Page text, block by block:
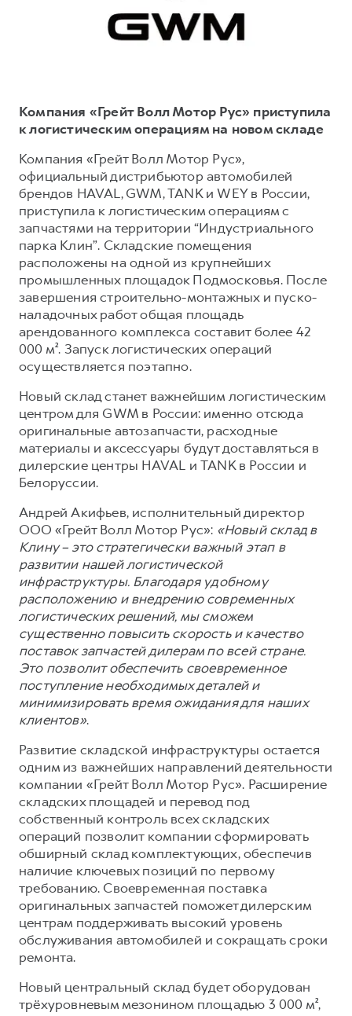
F7
от 2 899 000 ₽
F7X
POER
от 3 449 000 ₽
Кредитный калькулятор
Страхование
Кредит
КОРПОРАТИВНЫМ КЛИЕНТАМ
Для малого бизнеса
Корпоративным клиентам
Крупным корпоративным клиентам
Система управления автопарком
Сервис для корпоративных клиентов
HAVAL Лизинг
АКСЕССУАРЫ HAVAL
Автомобильные аксессуары
Коллекция CITY
Коллекция Базовая
Коллекция Детская
СЕРВИСНОЕ ОБСЛУЖИВАНИЕ
Электронный ПТС
ПОДДЕРЖКА
GWM Безопасность
Гарантия HAVAL
Мобильное приложение GWM
Программа «HAVAL Защита+»
Руководства по эксплуатации
Подписки
АКСЕССУАРЫ HAVAL
Автомобильные аксессуары
Коллекция CITY
Коллекция Базовая
Коллекция Детская
Компания «Грейт Волл Мотор Рус» приступила
к логистическим операциям на новом складе
Компания «Грейт Волл Мотор Рус»,
официальный дистрибьютор автомобилей
брендов HAVAL, GWM, TANK и WEY в России,
приступила к логистическим операциям с
запчастями на территории “Индустриального
парка Клин”. Складские помещения
расположены на одной из крупнейших
промышленных площадок Подмосковья. После
завершения строительно-монтажных и пуско-
наладочных работ общая площадь
арендованного комплекса составит более 42
000 м². Запуск логистических операций
осуществляется поэтапно.
Новый склад станет важнейшим логистическим
центром для GWM в России: именно отсюда
оригинальные автозапчасти, расходные
материалы и аксессуары будут доставляться в
дилерские центры HAVAL и TANK в России и
Белоруссии.
Андрей Акифьев, исполнительный директор
ООО «Грейт Волл Мотор Рус»: «Новый склад в
Клину – это стратегически важный этап в
развитии нашей логистической
инфраструктуры. Благодаря удобному
расположению и внедрению современных
логистических решений, мы сможем
существенно повысить скорость и качество
поставок запчастей дилерам по всей стране.
Это позволит обеспечить своевременное
поступление необходимых деталей и
минимизировать время ожидания для наших
клиентов».
Развитие складской инфраструктуры остается
одним из важнейших направлений деятельности
компании «Грейт Волл Мотор Рус». Расширение
складских площадей и перевод под
собственный контроль всех складских
операций позволит компании сформировать
обширный склад комплектующих, обеспечив
наличие ключевых позиций по первому
требованию. Своевременная поставка
оригинальных запчастей поможет дилерским
центрам поддерживать высокий уровень
обслуживания автомобилей и сокращать сроки
ремонта.
Новый центральный склад будет оборудован
трёхуровневым мезонином площадью 3 000 м²,